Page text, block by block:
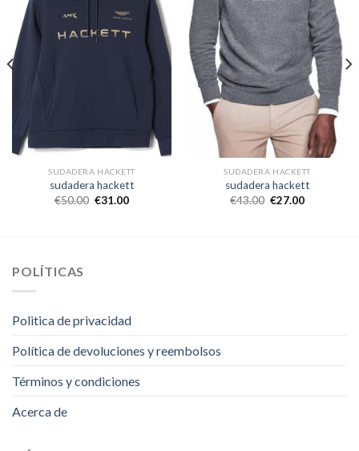
SUDADERA HACKETT
sudadera hackett
€50.00 €31.00
SUDADERA HACKETT
sudadera hackett
€43.00 €27.00
POLÍTICAS
Politica de privacidad
Política de devoluciones y reembolsos
Términos y condiciones
Acerca de